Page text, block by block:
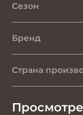
Сезон
Бренд
Страна